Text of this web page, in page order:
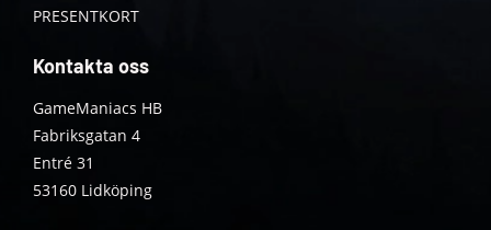
PRESENTKORT
Kontakta oss
GameManiacs HB
Fabriksgatan 4
Entré 31
53160 Lidköping